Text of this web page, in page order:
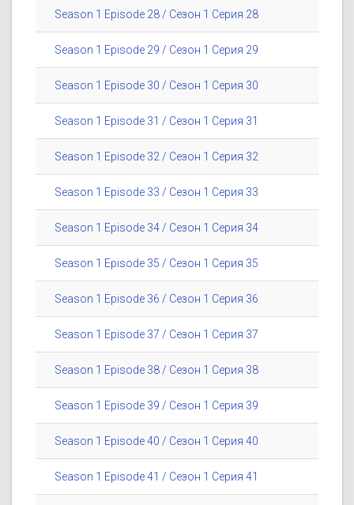
Season 1 Episode 28 / Сезон 1 Серия 28
Season 1 Episode 29 / Сезон 1 Серия 29
Season 1 Episode 30 / Сезон 1 Серия 30
Season 1 Episode 31 / Сезон 1 Серия 31
Season 1 Episode 32 / Сезон 1 Серия 32
Season 1 Episode 33 / Сезон 1 Серия 33
Season 1 Episode 34 / Сезон 1 Серия 34
Season 1 Episode 35 / Сезон 1 Серия 35
Season 1 Episode 36 / Сезон 1 Серия 36
Season 1 Episode 37 / Сезон 1 Серия 37
Season 1 Episode 38 / Сезон 1 Серия 38
Season 1 Episode 39 / Сезон 1 Серия 39
Season 1 Episode 40 / Сезон 1 Серия 40
Season 1 Episode 41 / Сезон 1 Серия 41